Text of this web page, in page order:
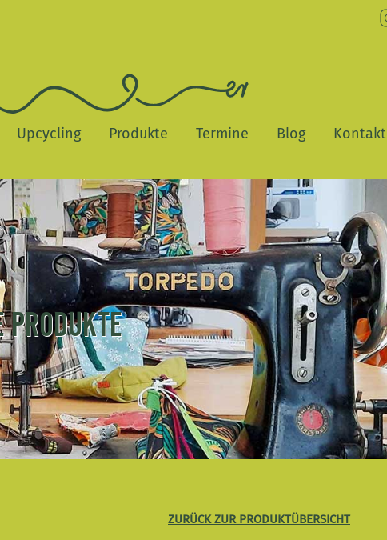
Upcycling Produkte Termine Blog Kontakt
PRODUKTE
ZURÜCK ZUR PRODUKTÜBERSICHT